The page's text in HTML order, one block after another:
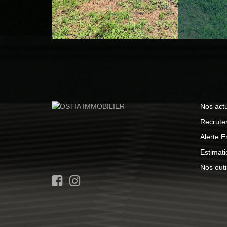
Nos
Alerte
Nos